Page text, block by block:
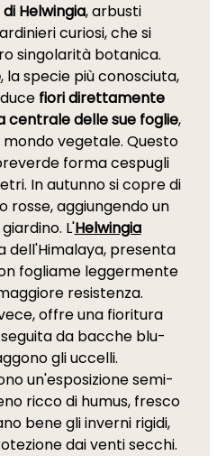
Helwingia, arbusti
curiosi, che si
singolarità botanica.
, la specie più conosciuta,
fiori direttamente
delle sue foglie,
vegetale. Questo
forma cespugli
In autunno si copre di
rosse, aggiungendo un
L'Helwingia
dell'Himalaya, presenta
fogliame leggermente
resistenza.
offre una fioritura
da bacche blu-
gli uccelli.
un'esposizione semi-
ricco di humus, fresco
bene gli inverni rigidi,
dai venti secchi.